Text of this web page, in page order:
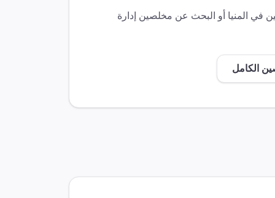
في المنيا أو البحث عن مخلصين إدارة
الكامل